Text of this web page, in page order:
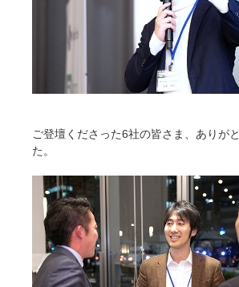
ご登壇くださった6社の皆さま、ありが
た。